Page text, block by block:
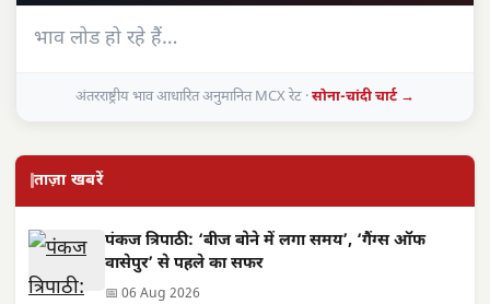
भाव लोड हो रहे हैं…
अंतरराष्ट्रीय भाव आधारित अनुमानित MCX रेट ·सोना-चांदी चार्ट →
ताज़ा खबरें
पंकज त्रिपाठी: ‘बीज बोने में लगा समय’, ‘गैंग्स ऑफ
वासेपुर’ से पहले का सफर
📅 06 Aug 2026